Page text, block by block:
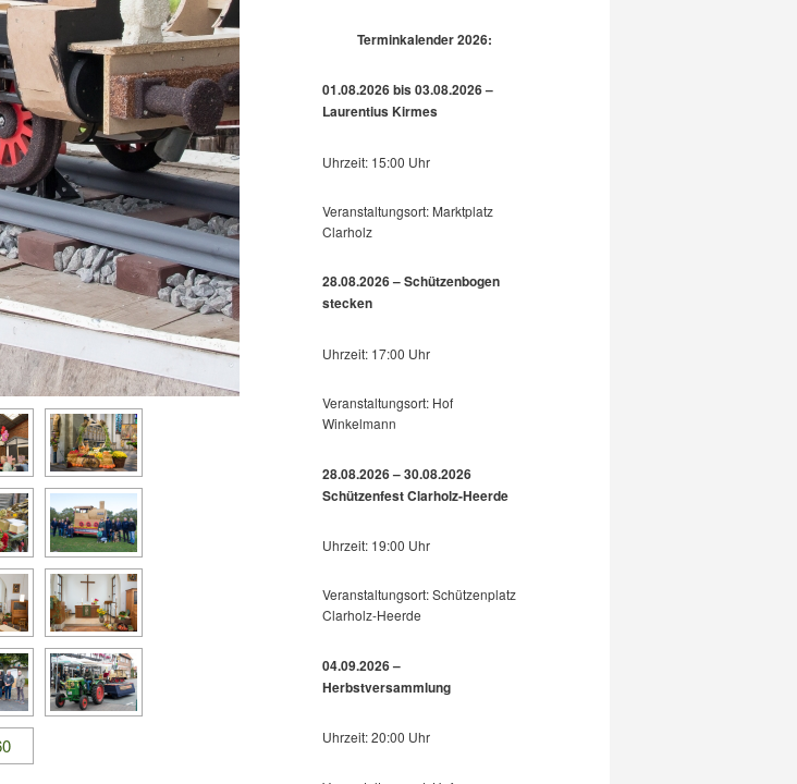
Terminkalender 2026:
01.08.2026 bis 03.08.2026 –
Laurentius Kirmes
Uhrzeit: 15:00 Uhr
Veranstaltungsort: Marktplatz
Clarholz
28.08.2026 – Schützenbogen
stecken
Uhrzeit: 17:00 Uhr
Veranstaltungsort: Hof
Winkelmann
28.08.2026 – 30.08.2026
Schützenfest Clarholz-Heerde
Uhrzeit: 19:00 Uhr
Veranstaltungsort: Schützenplatz
Clarholz-Heerde
04.09.2026 –
Herbstversammlung
Uhrzeit: 20:00 Uhr